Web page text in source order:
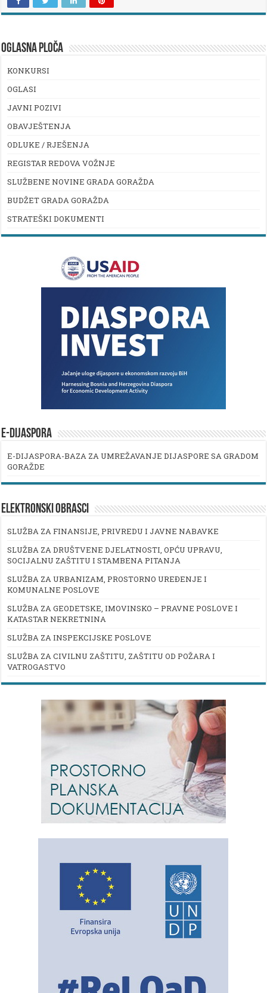
OGLASNA PLOČA
KONKURSI
OGLASI
JAVNI POZIVI
OBAVJEŠTENJA
ODLUKE / RJEŠENJA
REGISTAR REDOVA VOŽNJE
SLUŽBENE NOVINE GRADA GORAŽDA
BUDŽET GRADA GORAŽDA
STRATEŠKI DOKUMENTI
E-DIJASPORA
E-DIJASPORA-BAZA ZA UMREŽAVANJE DIJASPORE SA GRADOM
GORAŽDE
ELEKTRONSKI OBRASCI
SLUŽBA ZA FINANSIJE, PRIVREDU I JAVNE NABAVKE
SLUŽBA ZA DRUŠTVENE DJELATNOSTI, OPĆU UPRAVU,
SOCIJALNU ZAŠTITU I STAMBENA PITANJA
SLUŽBA ZA URBANIZAM, PROSTORNO UREĐENJE I
KOMUNALNE POSLOVE
SLUŽBA ZA GEODETSKE, IMOVINSKO – PRAVNE POSLOVE I
KATASTAR NEKRETNINA
SLUŽBA ZA INSPEKCIJSKE POSLOVE
SLUŽBA ZA CIVILNU ZAŠTITU, ZAŠTITU OD POŽARA I
VATROGASTVO